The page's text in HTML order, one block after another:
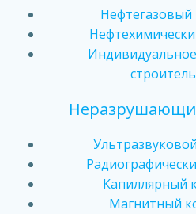
Нефтегазовый
Капиллярный
Магнитный